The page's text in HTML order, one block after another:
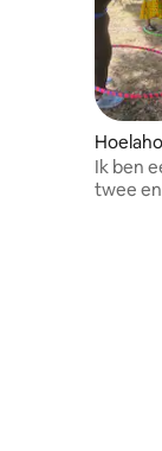
Ik ben
twee